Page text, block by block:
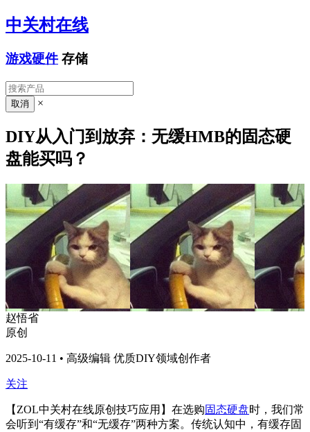
中关村在线
游戏硬件 存储
×
DIY从入门到放弃：无缓HMB的固态硬
盘能买吗？
赵悟省
原创
2025-10-11 • 高级编辑 优质DIY领域创作者
关注
【ZOL中关村在线原创技巧应用】在选购固态硬盘时，我们常
会听到“有缓存”和“无缓存”两种方案。传统认知中，有缓存固